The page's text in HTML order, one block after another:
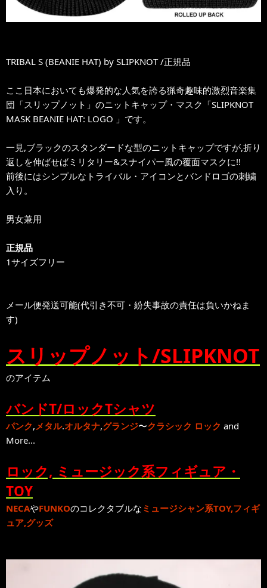
TRIBAL S (BEANIE HAT) by SLIPKNOT /正規品
ここ日本においても爆発的な人気を誇る猟奇趣味的激烈音楽集
団「スリップノット」のニットキャップ・マスク「SLIPKNOT
MASK BEANIE HAT: LOGO 」です。
一見,ブラックのスタンダードな型のニットキャップですが,折り
返しを伸ばせばミリタリー&スナイパー風の覆面マスクに!!
前後にはシンプルなトライバル・アイコンとバンドロゴの刺繍
入り。
男女兼用
正規品
1サイズフリー
メール便発送可能(代引き不可・紛失事故の責任は負いかねま
す)
スリップノット/SLIPKNOT
のアイテム
バンドT/ロックTシャツ
パンク,メタル.オルタナ,グランジ〜クラシック ロック and
More...
ロック, ミュージック系フィギュア・
TOY
NECAやFUNKOのコレクタブルな ミュージシャン系TOY,フィギ
ュア,グッズ